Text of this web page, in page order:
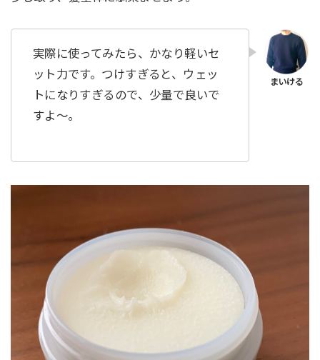
実際に使ってみたら、かなり軽いセ
ット力です。つけすぎると、ウェッ
トになりすぎるので、少量で良いで
すよ〜。